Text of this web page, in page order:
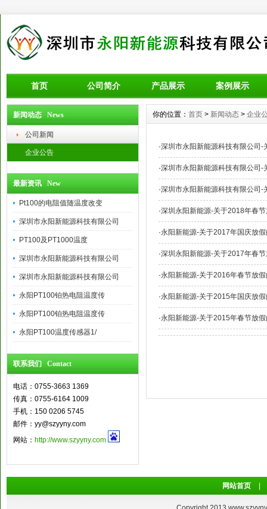
首页 公司简介 产品展示 案例展示
新闻动态 News
公司新闻
企业公告
最新资讯 New
Pt100的电阻值随温度改变
深圳市永阳新能源科技有限公司
PT100及PT1000温度
深圳市永阳新能源科技有限公司
深圳市永阳新能源科技有限公司
永阳PT100铂热电阻温度传
永阳PT100铂热电阻温度传
永阳PT100温度传感器1/
联系我们 Contact
电话：0755-3663 1369
传真：0755-6164 1009
手机：150 0206 5745
邮件：yy@szyyny.com
网站： http://www.szyyny.com
你的位置： 首页 > 新闻动态 > 企业
·深圳市永阳新能源科技有限公司
·深圳市永阳新能源科技有限公司
·深圳市永阳新能源科技有限公司
·深圳永阳新能源-关于2018年春
·永阳新能源-关于2017年国庆放
·深圳永阳新能源-关于2017年春
·永阳新能源-关于2016年春节放
·永阳新能源-关于2015年国庆放
·永阳新能源-关于2015年春节放
网站首页